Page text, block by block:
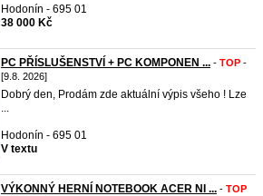
Hodonín - 695 01
38 000 Kč
PC PŘÍSLUŠENSTVÍ + PC KOMPONEN ... - TOP -
[9.8. 2026]
Dobrý den, Prodám zde aktuální výpis všeho ! Lze
...
Hodonín - 695 01
V textu
VÝKONNÝ HERNÍ NOTEBOOK ACER NI ... - TOP